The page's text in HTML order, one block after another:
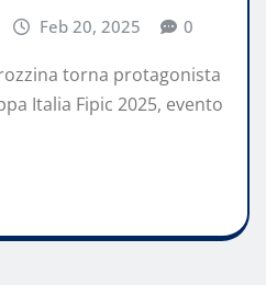
Feb 20, 2025 0
torna protagonista
Italia Fipic 2025, evento